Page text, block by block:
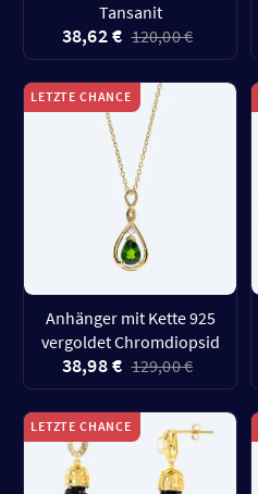
Tansanit
38,62 € 120,00 €
LETZTE CHANCE
Anhänger mit Kette 925
vergoldet Chromdiopsid
38,98 € 129,00 €
LETZTE CHANCE